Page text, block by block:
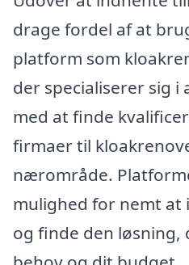
drage fordel af at
platform som
der specialiserer sig
med at finde
firmaer til
nærområde.
mulighed for nemt at
og finde den løsning,